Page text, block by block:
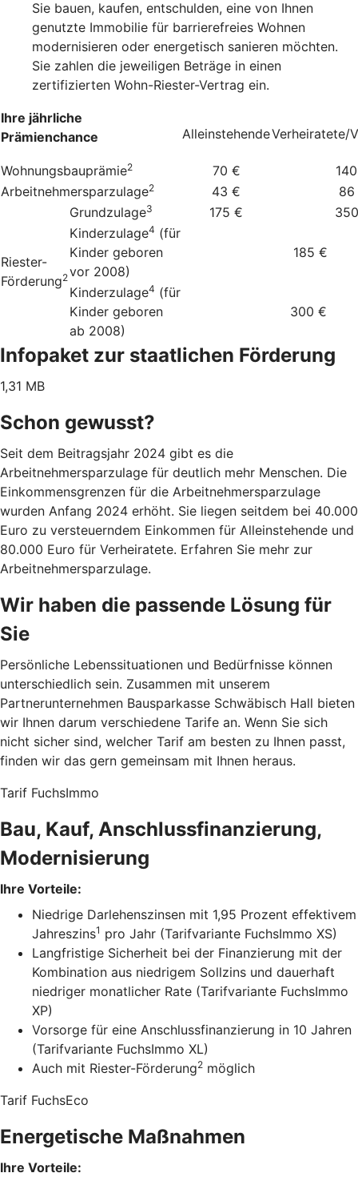
Sie bauen, kaufen, entschulden, eine von Ihnen
genutzte Immobilie für barrierefreies Wohnen
modernisieren oder energetisch sanieren möchten.
Sie zahlen die jeweiligen Beträge in einen
zertifizierten Wohn-Riester-Vertrag ein.
Ihre jährliche
Prämienchance
AlleinstehendeVerheiratete/
Wohnungsbauprämie2 70 €
Arbeitnehmersparzulage2 43 €
Riester-
Förderung2
Grundzulage3 175 €
Kinderzulage4 (für
Kinder geboren
vor 2008)
185 €
Kinderzulage4 (für
Kinder geboren
ab 2008)
300 €
Infopaket zur staatlichen Förderung
1,31 MB
Schon gewusst?
Seit dem Beitragsjahr 2024 gibt es die
Arbeitnehmersparzulage für deutlich mehr Menschen. Die
Einkommensgrenzen für die Arbeitnehmersparzulage
wurden Anfang 2024 erhöht. Sie liegen seitdem bei 40.000
Euro zu versteuerndem Einkommen für Alleinstehende und
80.000 Euro für Verheiratete. Erfahren Sie mehr zur
Arbeitnehmersparzulage.
Wir haben die passende Lösung für
Sie
Persönliche Lebenssituationen und Bedürfnisse können
unterschiedlich sein. Zusammen mit unserem
Partnerunternehmen Bausparkasse Schwäbisch Hall bieten
wir Ihnen darum verschiedene Tarife an. Wenn Sie sich
nicht sicher sind, welcher Tarif am besten zu Ihnen passt,
finden wir das gern gemeinsam mit Ihnen heraus.
Tarif FuchsImmo
Bau, Kauf, Anschlussfinanzierung,
Modernisierung
Ihre Vorteile:
Niedrige Darlehenszinsen mit 1,95 Prozent effektivem
Jahreszins1 pro Jahr (Tarifvariante FuchsImmo XS)
Langfristige Sicherheit bei der Finanzierung mit der
Kombination aus niedrigem Sollzins und dauerhaft
niedriger monatlicher Rate (Tarifvariante FuchsImmo
XP)
Vorsorge für eine Anschlussfinanzierung in 10 Jahren
(Tarifvariante FuchsImmo XL)
Auch mit Riester-Förderung2 möglich
Tarif FuchsEco
Energetische Maßnahmen
Ihre Vorteile: